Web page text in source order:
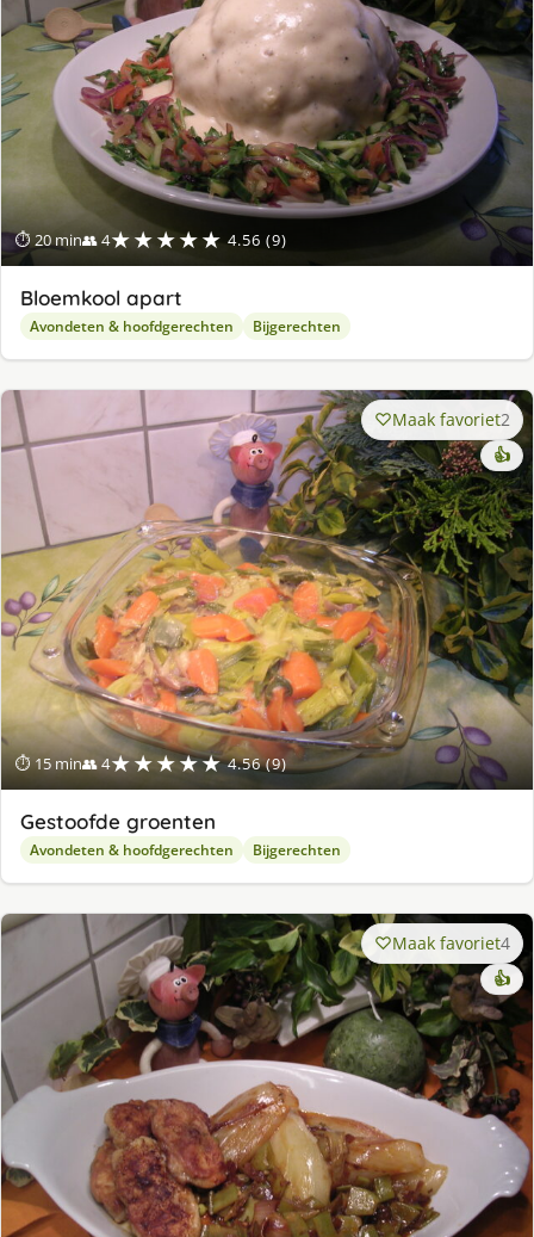
⏱ 20 min👥 4★★★★★ 4.56 (9)
Bloemkool apart
Avondeten & hoofdgerechten Bijgerechten
⏱ 15 min👥 4★★★★★ 4.56 (9)
Maak favoriet2
👍
Gestoofde groenten
Avondeten & hoofdgerechten Bijgerechten
Maak favoriet4
👍